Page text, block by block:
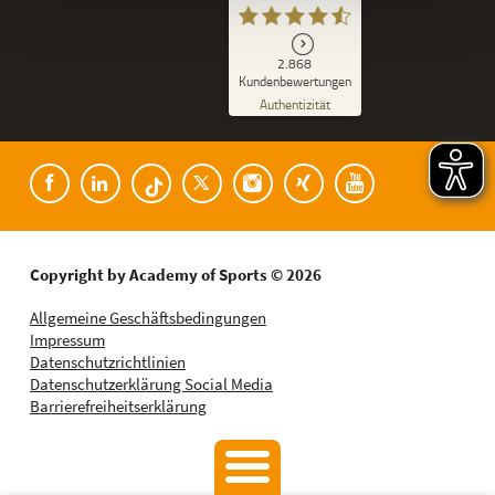
2.868
Kundenbewertungen
Authentizität
%
Empfehlungen auf
ProvenExpert.com
4,53
182
Bewertungen auf
2.686
Bewertungen von
8
Copyright by Academy of Sports © 2026
Allgemeine Geschäftsbedingungen
Impressum
Datenschutzrichtlinien
Datenschutzerklärung Social Media
Barrierefreiheitserklärung